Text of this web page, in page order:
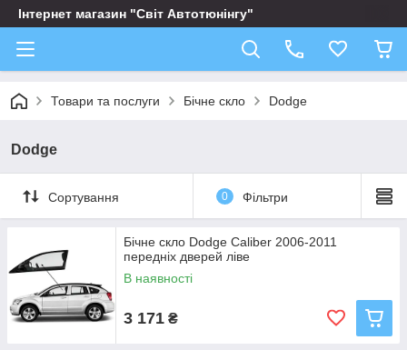
Інтернет магазин "Світ Автотюнінгу"
Товари та послуги Бічне скло Dodge
Dodge
Сортування 0 Фільтри
Бічне скло Dodge Caliber 2006-2011
передніх дверей ліве
В наявності
3 171 ₴